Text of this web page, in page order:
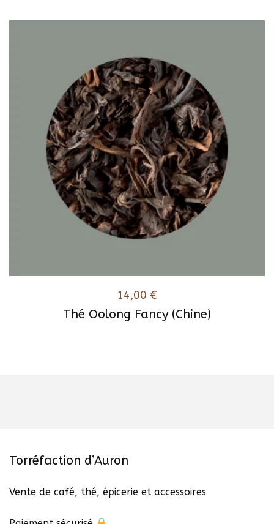
Thé Oolong Fancy (Chine)
14,00 €
Torréfaction d’Auron
Vente de café, thé, épicerie et accessoires